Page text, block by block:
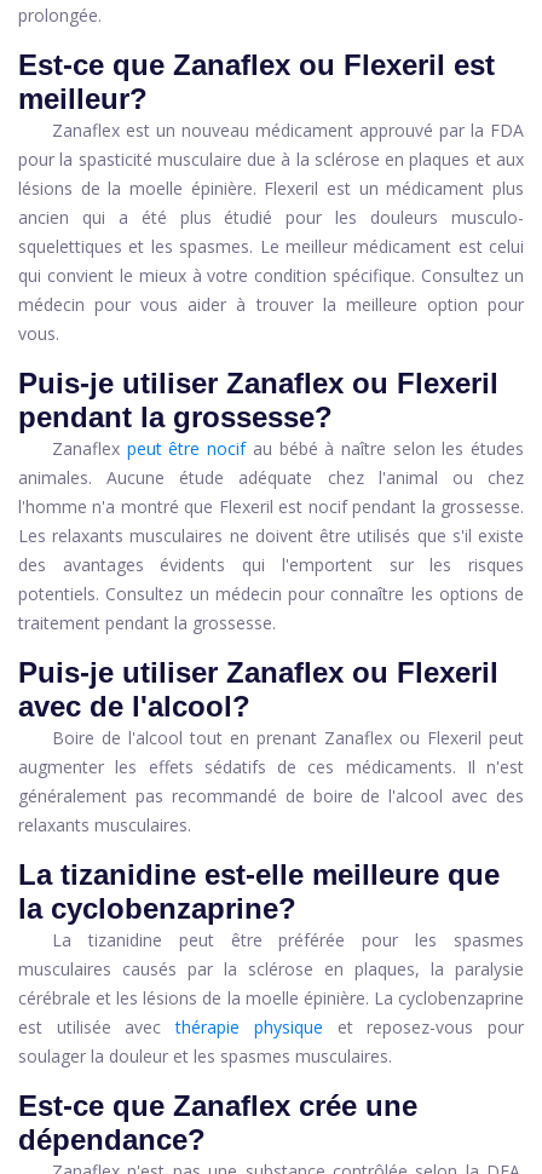
prolongée.
Est-ce que Zanaflex ou Flexeril est
meilleur?
Zanaflex est un nouveau médicament approuvé par la FDA
pour la spasticité musculaire due à la sclérose en plaques et aux
lésions de la moelle épinière. Flexeril est un médicament plus
ancien qui a été plus étudié pour les douleurs musculo-
squelettiques et les spasmes. Le meilleur médicament est celui
qui convient le mieux à votre condition spécifique. Consultez un
médecin pour vous aider à trouver la meilleure option pour
vous.
Puis-je utiliser Zanaflex ou Flexeril
pendant la grossesse?
Zanaflex peut être nocifau bébé à naître selon les études
animales. Aucune étude adéquate chez l'animal ou chez
l'homme n'a montré que Flexeril est nocif pendant la grossesse.
Les relaxants musculaires ne doivent être utilisés que s'il existe
des avantages évidents qui l'emportent sur les risques
potentiels. Consultez un médecin pour connaître les options de
traitement pendant la grossesse.
Puis-je utiliser Zanaflex ou Flexeril
avec de l'alcool?
Boire de l'alcool tout en prenant Zanaflex ou Flexeril peut
augmenter les effets sédatifs de ces médicaments. Il n'est
généralement pas recommandé de boire de l'alcool avec des
relaxants musculaires.
La tizanidine est-elle meilleure que
la cyclobenzaprine?
La tizanidine peut être préférée pour les spasmes
musculaires causés par la sclérose en plaques, la paralysie
cérébrale et les lésions de la moelle épinière. La cyclobenzaprine
est utilisée avecthérapie physique et reposez-vous pour
soulager la douleur et les spasmes musculaires.
Est-ce que Zanaflex crée une
dépendance?